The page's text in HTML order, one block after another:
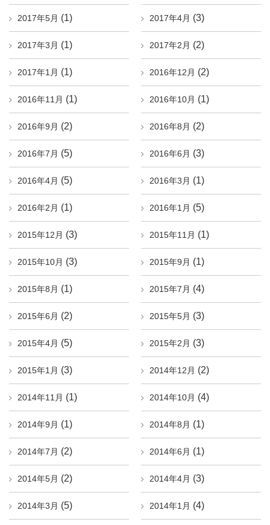
2017年5月 (1) 2017年4月 (3)
2017年3月 (1) 2017年2月 (2)
2017年1月 (1) 2016年12月 (2)
2016年11月 (1) 2016年10月 (1)
2016年9月 (2) 2016年8月 (2)
2016年7月 (5) 2016年6月 (3)
2016年4月 (5) 2016年3月 (1)
2016年2月 (1) 2016年1月 (5)
2015年12月 (3) 2015年11月 (1)
2015年10月 (3) 2015年9月 (1)
2015年8月 (1) 2015年7月 (4)
2015年6月 (2) 2015年5月 (3)
2015年4月 (5) 2015年2月 (3)
2015年1月 (3) 2014年12月 (2)
2014年11月 (1) 2014年10月 (4)
2014年9月 (1) 2014年8月 (1)
2014年7月 (2) 2014年6月 (1)
2014年5月 (2) 2014年4月 (3)
2014年3月 (5) 2014年1月 (4)